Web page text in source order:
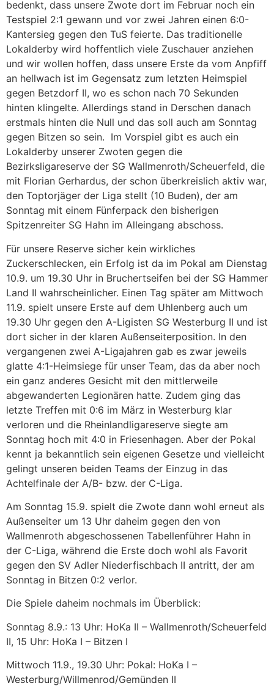
bedenkt, dass unsere Zwote dort im Februar noch ein
Testspiel 2:1 gewann und vor zwei Jahren einen 6:0-
Kantersieg gegen den TuS feierte. Das traditionelle
Lokalderby wird hoffentlich viele Zuschauer anziehen
und wir wollen hoffen, dass unsere Erste da vom Anpfiff
an hellwach ist im Gegensatz zum letzten Heimspiel
gegen Betzdorf II, wo es schon nach 70 Sekunden
hinten klingelte. Allerdings stand in Derschen danach
erstmals hinten die Null und das soll auch am Sonntag
gegen Bitzen so sein. Im Vorspiel gibt es auch ein
Lokalderby unserer Zwoten gegen die
Bezirksligareserve der SG Wallmenroth/Scheuerfeld, die
mit Florian Gerhardus, der schon überkreislich aktiv war,
den Toptorjäger der Liga stellt (10 Buden), der am
Sonntag mit einem Fünferpack den bisherigen
Spitzenreiter SG Hahn im Alleingang abschoss.
Für unsere Reserve sicher kein wirkliches
Zuckerschlecken, ein Erfolg ist da im Pokal am Dienstag
10.9. um 19.30 Uhr in Bruchertseifen bei der SG Hammer
Land II wahrscheinlicher. Einen Tag später am Mittwoch
11.9. spielt unsere Erste auf dem Uhlenberg auch um
19.30 Uhr gegen den A-Ligisten SG Westerburg II und ist
dort sicher in der klaren Außenseiterposition. In den
vergangenen zwei A-Ligajahren gab es zwar jeweils
glatte 4:1-Heimsiege für unser Team, das da aber noch
ein ganz anderes Gesicht mit den mittlerweile
abgewanderten Legionären hatte. Zudem ging das
letzte Treffen mit 0:6 im März in Westerburg klar
verloren und die Rheinlandligareserve siegte am
Sonntag hoch mit 4:0 in Friesenhagen. Aber der Pokal
kennt ja bekanntlich sein eigenen Gesetze und vielleicht
gelingt unseren beiden Teams der Einzug in das
Achtelfinale der A/B- bzw. der C-Liga.
Am Sonntag 15.9. spielt die Zwote dann wohl erneut als
Außenseiter um 13 Uhr daheim gegen den von
Wallmenroth abgeschossenen Tabellenführer Hahn in
der C-Liga, während die Erste doch wohl als Favorit
gegen den SV Adler Niederfischbach II antritt, der am
Sonntag in Bitzen 0:2 verlor.
Die Spiele daheim nochmals im Überblick:
Sonntag 8.9.: 13 Uhr: HoKa II – Wallmenroth/Scheuerfeld
II, 15 Uhr: HoKa I – Bitzen I
Mittwoch 11.9., 19.30 Uhr: Pokal: HoKa I –
Westerburg/Willmenrod/Gemünden II